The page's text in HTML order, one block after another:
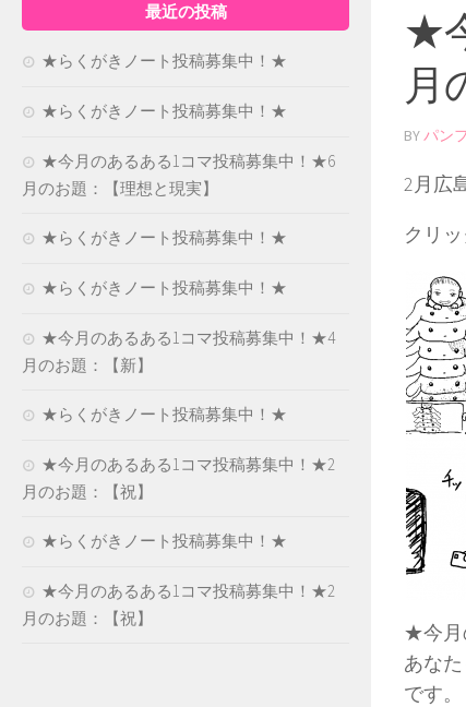
★
月
BYパン
2月広
クリ
★今月
あな
です。
最近の投稿
★らくがきノート投稿募集中！★
★らくがきノート投稿募集中！★
★今月のあるある1コマ投稿募集中！★6
月のお題：【理想と現実】
★らくがきノート投稿募集中！★
★らくがきノート投稿募集中！★
★今月のあるある1コマ投稿募集中！★4
月のお題：【新】
★らくがきノート投稿募集中！★
★今月のあるある1コマ投稿募集中！★2
月のお題：【祝】
★らくがきノート投稿募集中！★
★今月のあるある1コマ投稿募集中！★2
月のお題：【祝】